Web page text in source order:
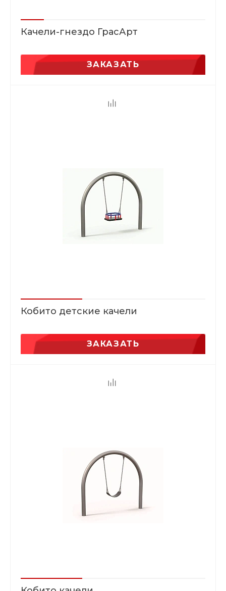
Качели-гнездо ГрасАрт
ЗАКАЗАТЬ
Кобито детские качели
ЗАКАЗАТЬ